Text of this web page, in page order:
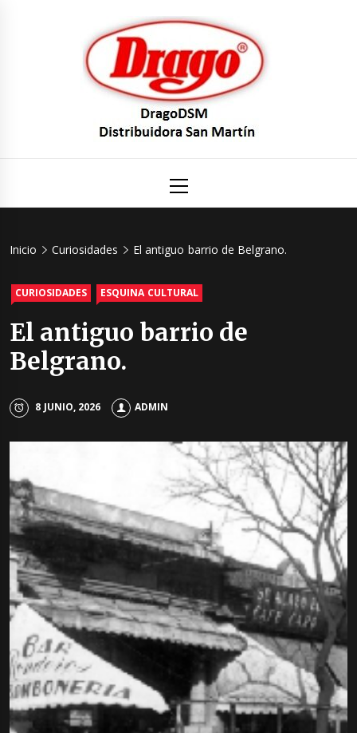
San
principal
Inicio Curiosidades El antiguo barrio de Belgrano.
CURIOSIDADES ESQUINA CULTURAL
El antiguo barrio de
Belgrano.
8 JUNIO, 2026 ADMIN